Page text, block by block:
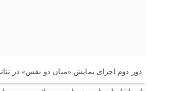
دور دوم اجرای نمایش «میان دو نفس» در